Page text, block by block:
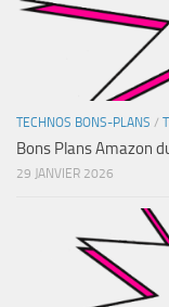
TECHNOS BONS-PLANS /
Bons Plans Amazon
29 JANVIER 2026